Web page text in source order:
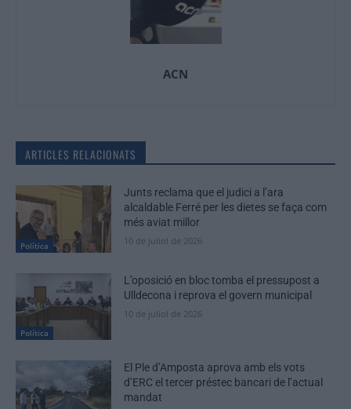
ACN
ARTICLES RELACIONATS
Política
Junts reclama que el judici a l’ara
alcaldable Ferré per les dietes se faça com
més aviat millor
10 de juliol de 2026
Política
L’oposició en bloc tomba el pressupost a
Ulldecona i reprova el govern municipal
10 de juliol de 2026
El Ple d’Amposta aprova amb els vots
d’ERC el tercer préstec bancari de l’actual
mandat